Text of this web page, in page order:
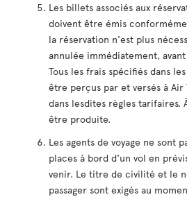
Les billets associés aux
doivent être émis
la réservation n'est plus
annulée immédiatement,
Tous les frais spécifiés dans
être perçus par et versés à
dans lesdites règles tarifaires.
être produite.
Les agents de voyage ne sont
places à bord d'un vol en
venir. Le titre de civilité et le
passager sont exigés au